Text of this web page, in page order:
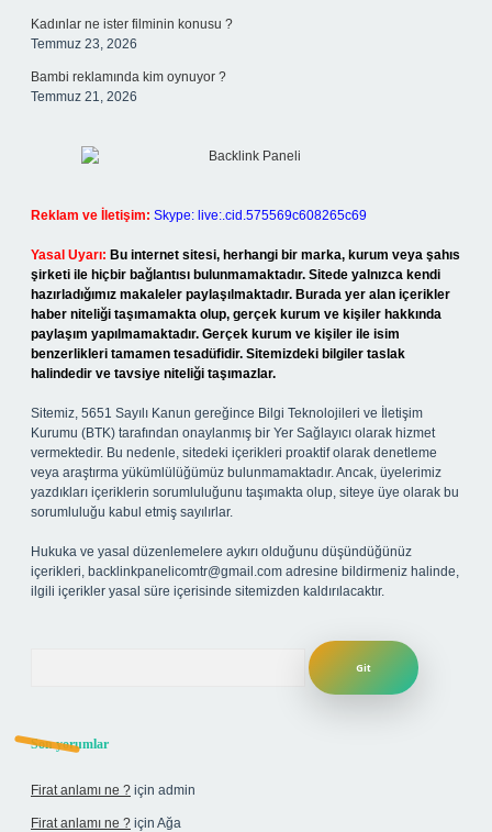
Kadınlar ne ister filminin konusu ?
Temmuz 23, 2026
Bambi reklamında kim oynuyor ?
Temmuz 21, 2026
Reklam ve İletişim: Skype: live:.cid.575569c608265c69
Yasal Uyarı: Bu internet sitesi, herhangi bir marka, kurum veya şahıs
şirketi ile hiçbir bağlantısı bulunmamaktadır. Sitede yalnızca kendi
hazırladığımız makaleler paylaşılmaktadır. Burada yer alan içerikler
haber niteliği taşımamakta olup, gerçek kurum ve kişiler hakkında
paylaşım yapılmamaktadır. Gerçek kurum ve kişiler ile isim
benzerlikleri tamamen tesadüfidir. Sitemizdeki bilgiler taslak
halindedir ve tavsiye niteliği taşımazlar.
Sitemiz, 5651 Sayılı Kanun gereğince Bilgi Teknolojileri ve İletişim
Kurumu (BTK) tarafından onaylanmış bir Yer Sağlayıcı olarak hizmet
vermektedir. Bu nedenle, sitedeki içerikleri proaktif olarak denetleme
veya araştırma yükümlülüğümüz bulunmamaktadır. Ancak, üyelerimiz
yazdıkları içeriklerin sorumluluğunu taşımakta olup, siteye üye olarak bu
sorumluluğu kabul etmiş sayılırlar.
Hukuka ve yasal düzenlemelere aykırı olduğunu düşündüğünüz
içerikleri, backlinkpanelicomtr@gmail.com adresine bildirmeniz halinde,
ilgili içerikler yasal süre içerisinde sitemizden kaldırılacaktır.
Son yorumlar
Firat anlamı ne ? için admin
Firat anlamı ne ? için Ağa